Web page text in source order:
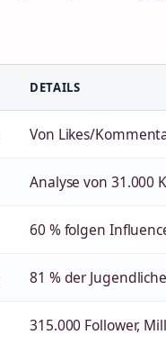
DETAILS
Von Likes/
Analyse von 31.000
60 % folgen
81 % der
315.000 Follower,